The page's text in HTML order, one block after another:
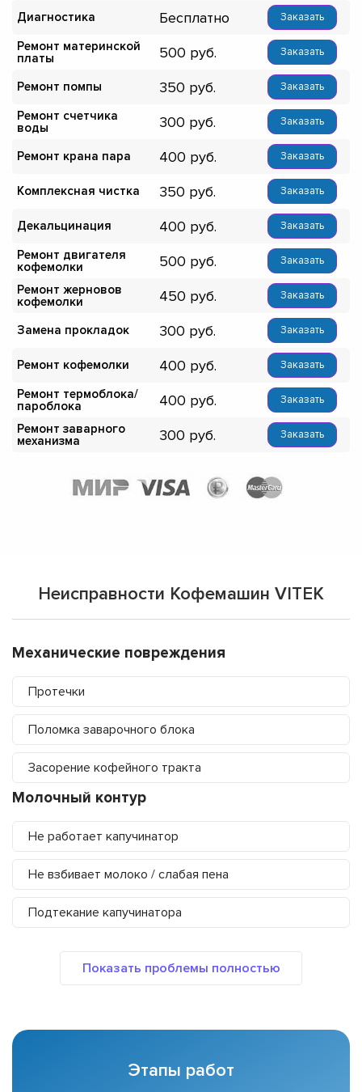
Диагностика Бесплатно Заказать
Ремонт материнской
платы
500 Заказать
Ремонт помпы 350 Заказать
Ремонт счетчика
воды
300 Заказать
Ремонт крана пара 400 Заказать
Комплексная чистка 350 Заказать
Декальцинация 400 Заказать
Ремонт двигателя
кофемолки
500 Заказать
Ремонт жерновов
кофемолки
450 Заказать
Замена прокладок 300 Заказать
Ремонт кофемолки 400 Заказать
Ремонт термоблока/
пароблока
400 Заказать
Ремонт заварного
механизма
300 Заказать
Неисправности Кофемашин VITEK
Механические повреждения
Протечки
Поломка заварочного блока
Засорение кофейного тракта
Молочный контур
Не работает капучинатор
Не взбивает молоко / слабая пена
Подтекание капучинатора
Этапы работ